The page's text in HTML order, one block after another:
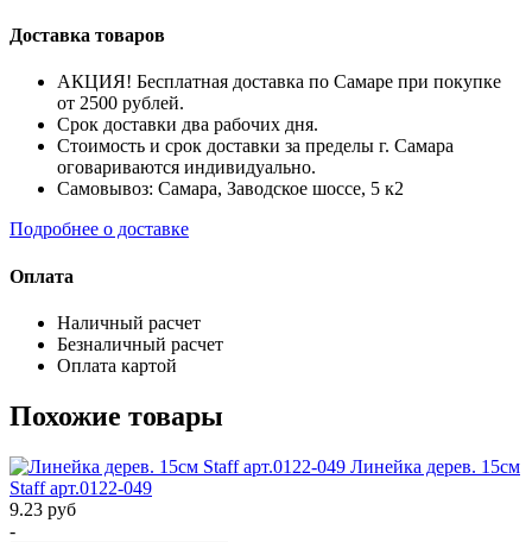
Доставка товаров
АКЦИЯ! Бесплатная доставка по Самаре при покупке
от 2500 рублей.
Срок доставки два рабочих дня.
Стоимость и срок доставки за пределы г. Самара
оговариваются индивидуально.
Самовывоз: Самара, Заводское шоссе, 5 к2
Подробнее о доставке
Оплата
Наличный расчет
Безналичный расчет
Оплата картой
Похожие товары
Линейка дерев. 15см
Staff арт.0122-049
9.23 руб
-